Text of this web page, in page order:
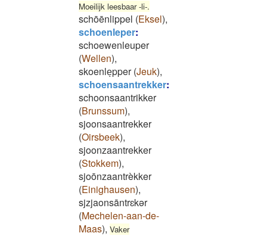
Moeilijk leesbaar -li-.
schōēnlippel (Eksel),
schoenleper:
schoewenleuper
(Wellen),
skoenleͅpper(Jeuk),
schoensaantrekker:
schoonsaantrikker
(Brunssum),
sjoonsaantrekker
(Oirsbeek),
sjoonzaantrekker
(Stokkem),
sjoōnzaantrèkker
(Einighausen),
sjzjaonsāntrɛkər
(Mechelen-aan-de-
Maas), Vaker